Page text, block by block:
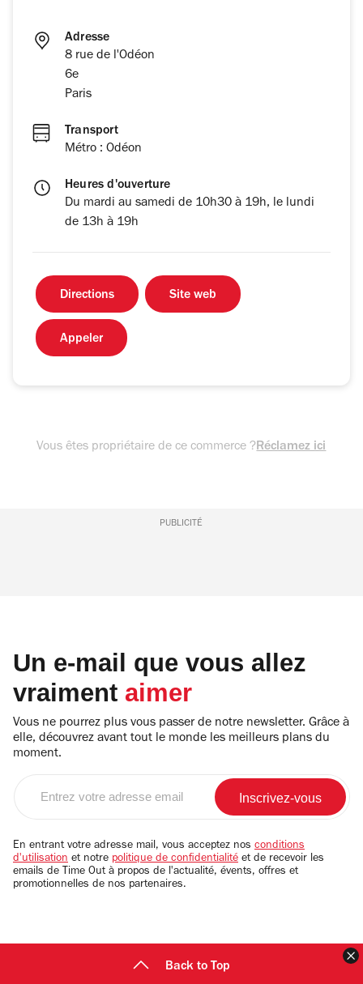
Adresse
8 rue de l'Odéon
6e
Paris
Transport
Métro : Odéon
Heures d'ouverture
Du mardi au samedi de 10h30 à 19h, le lundi
de 13h à 19h
Directions Site web
Appeler
Vous êtes propriétaire de ce commerce ?Réclamez ici
PUBLICITÉ
Un e-mail que vous allez
vraiment aimer
Vous ne pourrez plus vous passer de notre newsletter. Grâce à
elle, découvrez avant tout le monde les meilleurs plans du
moment.
email
En entrant votre adresse mail, vous acceptez nos conditions
d'utilisation et notre politique de confidentialité et de recevoir les
emails de Time Out à propos de l'actualité, évents, offres et
promotionnelles de nos partenaires.
Back to Top